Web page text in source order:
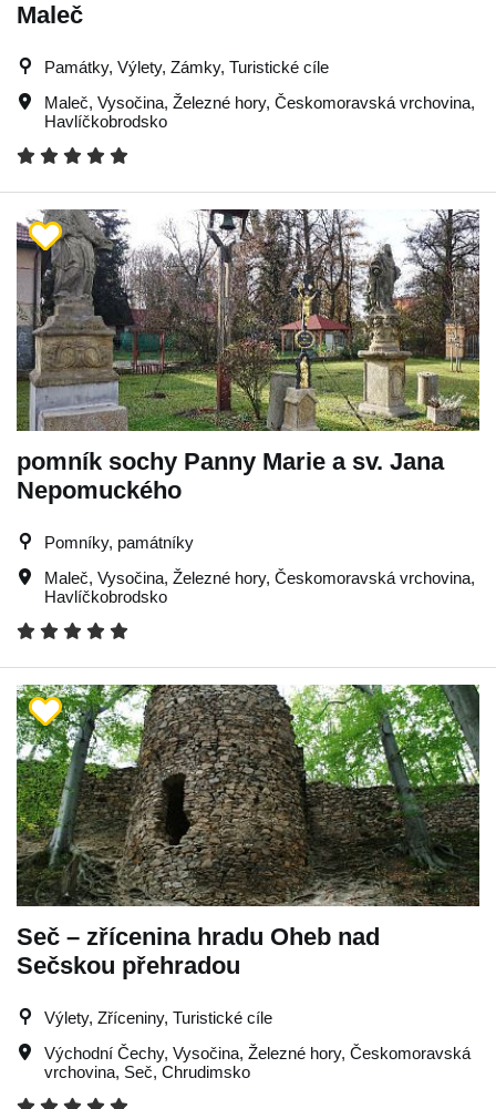
Maleč
Památky, Výlety, Zámky, Turistické cíle
Maleč, Vysočina, Železné hory, Českomoravská vrchovina,
Havlíčkobrodsko
pomník sochy Panny Marie a sv. Jana
Nepomuckého
Pomníky, památníky
Maleč, Vysočina, Železné hory, Českomoravská vrchovina,
Havlíčkobrodsko
Seč – zřícenina hradu Oheb nad
Sečskou přehradou
Výlety, Zříceniny, Turistické cíle
Východní Čechy, Vysočina, Železné hory, Českomoravská
vrchovina, Seč, Chrudimsko